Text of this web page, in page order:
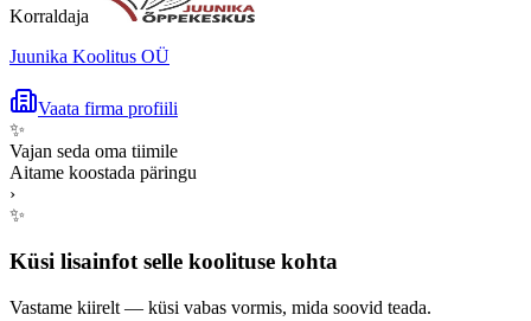
Korraldaja
Juunika Koolitus OÜ
Vaata firma profiili
✨
Vajan seda oma tiimile
Aitame koostada päringu
›
✨
Küsi lisainfot selle koolituse kohta
Vastame kiirelt — küsi vabas vormis, mida soovid teada.